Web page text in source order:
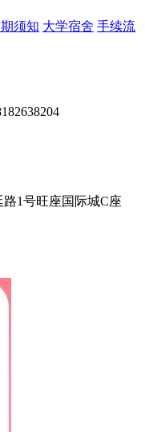
须知 大学宿舍 手续流
1号旺座国际城C座